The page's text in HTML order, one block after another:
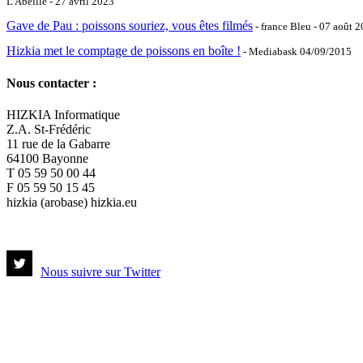
Gave de Pau : poissons souriez, vous êtes filmés - france Bleu - 07 août
Hizkia met le comptage de poissons en boîte ! - Mediabask 04/09/2015
Nous contacter :
HIZKIA Informatique
Z.A. St-Frédéric
11 rue de la Gabarre
64100 Bayonne
T 05 59 50 00 44
F 05 59 50 15 45
hizkia (arobase) hizkia.eu
Nous suivre sur Twitter